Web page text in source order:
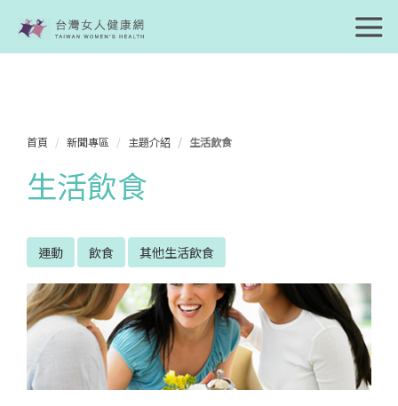
首頁 新聞專區 主題介紹 生活飲食
生活飲食
運動 飲食 其他生活飲食